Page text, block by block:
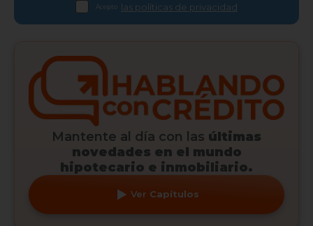
Acepto las políticas de privacidad
Mantente al día con las últimas
novedades en el mundo
hipotecario e inmobiliario.
Ver Capítulos